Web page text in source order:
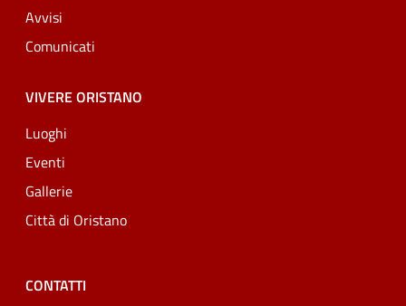
Avvisi
Comunicati
VIVERE ORISTANO
Luoghi
Eventi
Gallerie
Città di Oristano
CONTATTI